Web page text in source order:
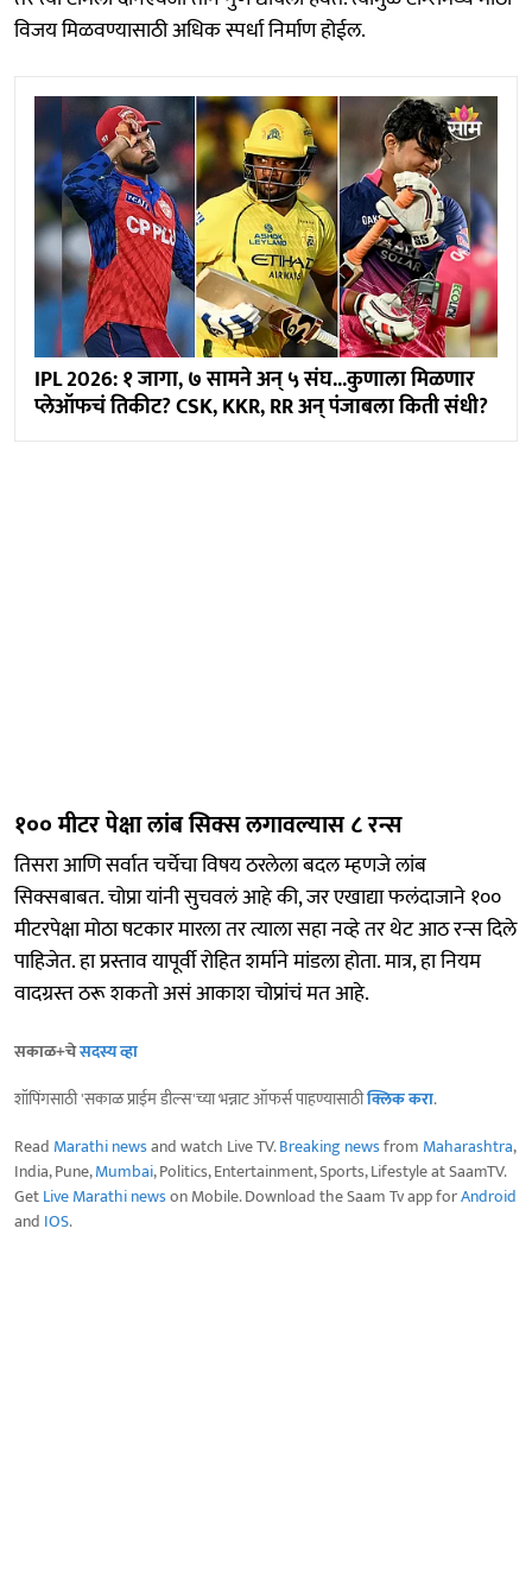
विजय मिळवण्यासाठी अधिक स्पर्धा निर्माण होईल.
IPL 2026: १ जागा, ७ सामने अन् ५ संघ...कुणाला मिळणार
प्लेऑफचं तिकीट? CSK, KKR, RR अन् पंजाबला किती संधी?
१०० मीटर पेक्षा लांब सिक्स लगावल्यास ८ रन्स
तिसरा आणि सर्वात चर्चेचा विषय ठरलेला बदल म्हणजे लांब
सिक्सबाबत. चोप्रा यांनी सुचवलं आहे की, जर एखाद्या फलंदाजाने १००
मीटरपेक्षा मोठा षटकार मारला तर त्याला सहा नव्हे तर थेट आठ रन्स दिले
पाहिजेत. हा प्रस्ताव यापूर्वी रोहित शर्माने मांडला होता. मात्र, हा नियम
वादग्रस्त ठरू शकतो असं आकाश चोप्रांचं मत आहे.
सकाळ+चेसदस्य व्हा
शॉपिंगसाठी 'सकाळ प्राईम डील्स'च्या भन्नाट ऑफर्स पाहण्यासाठीक्लिक करा.
Read Marathi newsand watch Live TV.Breaking newsfrom Maharashtra,
India, Pune,Mumbai, Politics, Entertainment, Sports, Lifestyle at SaamTV.
GetLive Marathi newson Mobile. Download the Saam Tv app forAndroid
and IOS.